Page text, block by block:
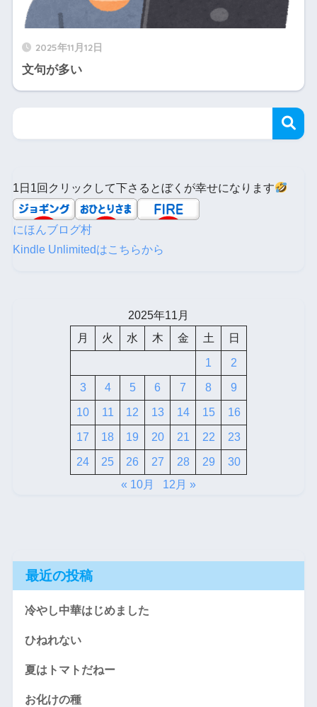
2025年11月12日
文句が多い
1日1回クリックして下さるとぼくが幸せになります
にほんブログ村
Kindle Unlimitedはこちらから
2025年11月
月
火 水 木 金 土 日
1 2
3 4 5 6 7 8 9
10 11 12 13 14 15 16
17 18 19 20 21 22 23
24 25 26 27 28 29
30
« 10月
12月 »
最近の投稿
冷やし中華はじめました
ひねれない
夏はトマトだねー
お化けの種